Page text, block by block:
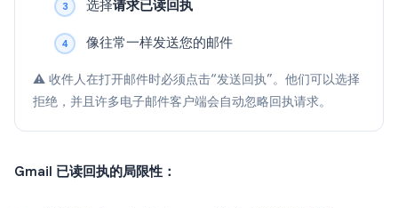
选择请求已读回执
像往常一样发送您的邮件
⚠️ 收件人在打开邮件时必须点击“发送回执”。他们可以选择
拒绝，并且许多电子邮件客户端会自动忽略回执请求。
Gmail 已读回执的局限性：